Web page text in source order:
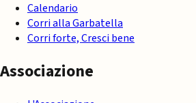
Calendario
Corri alla Garbatella
Corri forte, Cresci bene
Associazione